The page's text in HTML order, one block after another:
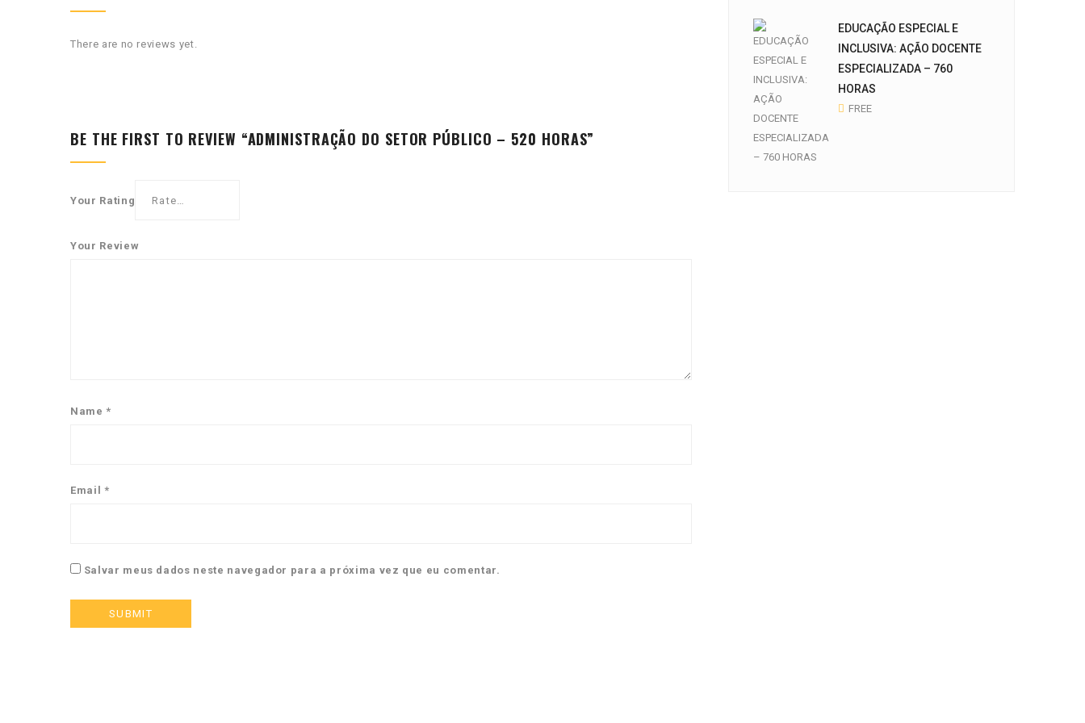
There are no reviews yet.
BE THE FIRST TO REVIEW “ADMINISTRAÇÃO DO SETOR PÚBLICO – 520 HORAS”
Your Rating
Your Review
Name*
Email *
Salvar meus dados neste navegador para a próxima vez que eu comentar.
EDUCAÇÃO ESPECIAL E
INCLUSIVA: AÇÃO DOCENTE
ESPECIALIZADA – 760
HORAS
FREE